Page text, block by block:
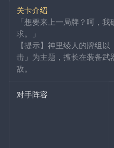
关卡介绍
「想要来上一局牌？呵，
求。」
【提示】神里绫人的牌组
击」为主题，擅长在装备
敌。
对手阵容